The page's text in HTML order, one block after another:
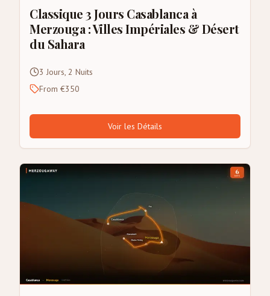
Classique 3 Jours Casablanca à
Merzouga : Villes Impériales & Désert
du Sahara
3 Jours, 2 Nuits
From €350
Voir les Détails